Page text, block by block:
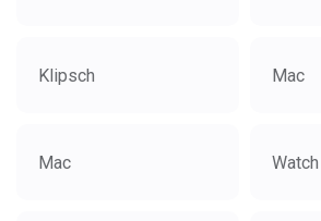
Klipsch Mac
Mac Watch